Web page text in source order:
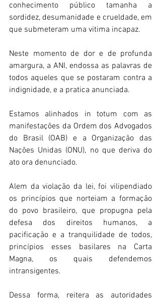
conhecimento público tamanha a
sordidez, desumanidade e crueldade, em
que submeteram uma vitima incapaz.
Neste momento de dor e de profunda
amargura, a ANI, endossa as palavras de
todos aqueles que se postaram contra a
indignidade, e a pratica anunciada.
Estamos alinhados in totum com as
manifestações da Ordem dos Advogados
do Brasil (OAB) e a Organização das
Nações Unidas (ONU), no que deriva do
ato ora denunciado.
Alem da violação da lei, foi vilipendiado
os princípios que norteiam a formação
do povo brasileiro, que propugna pela
defesa dos direitos humanos, a
pacificação e a tranquilidade de todos,
princípios esses basilares na Carta
Magna, os quais defendemos
intransigentes.
Dessa forma, reitera as autoridades